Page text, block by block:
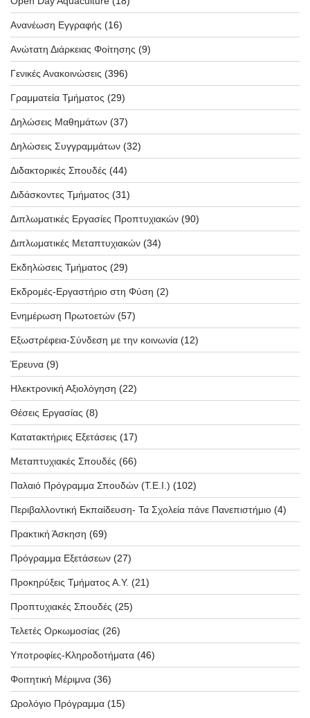
Ανανέωση Εγγραφής (16)
Ανώτατη Διάρκειας Φοίτησης (9)
Γενικές Ανακοινώσεις (396)
Γραμματεία Τμήματος (29)
Δηλώσεις Μαθημάτων (37)
Δηλώσεις Συγγραμμάτων (32)
Διδακτορικές Σπουδές (44)
Διδάσκοντες Τμήματος (31)
Διπλωματικές Εργασίες Προπτυχιακών (90)
Διπλωματικές Μεταπτυχιακών (34)
Εκδηλώσεις Τμήματος (29)
Εκδρομές-Εργαστήριο στη Φύση (2)
Ενημέρωση Πρωτοετών (57)
Εξωστρέφεια-Σύνδεση με την κοινωνία (12)
Έρευνα (9)
Ηλεκτρονική Αξιολόγηση (22)
Θέσεις Εργασίας (8)
Κατατακτήριες Εξετάσεις (17)
Μεταπτυχιακές Σπουδές (66)
Παλαιό Πρόγραμμα Σπουδών (T.E.I.) (102)
Περιβαλλοντική Εκπαίδευση- Τα Σχολεία πάνε Πανεπιστήμιο (4)
Πρακτική Άσκηση (69)
Πρόγραμμα Εξετάσεων (27)
Προκηρύξεις Τμήματος Α.Υ. (21)
Προπτυχιακές Σπουδές (25)
Τελετές Ορκωμοσίας (26)
Υποτροφίες-Κληροδοτήματα (46)
Φοιτητική Μέριμνα (36)
Ωρολόγιο Πρόγραμμα (15)